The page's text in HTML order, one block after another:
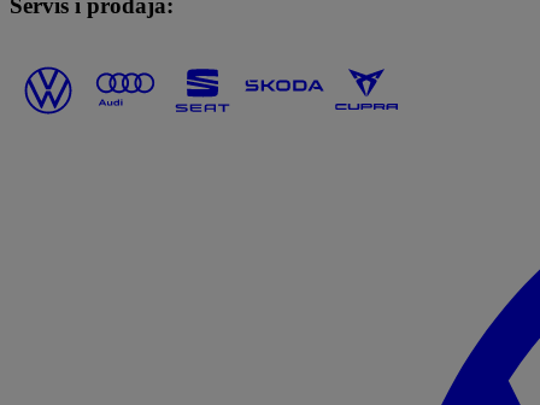
Servis i prodaja: